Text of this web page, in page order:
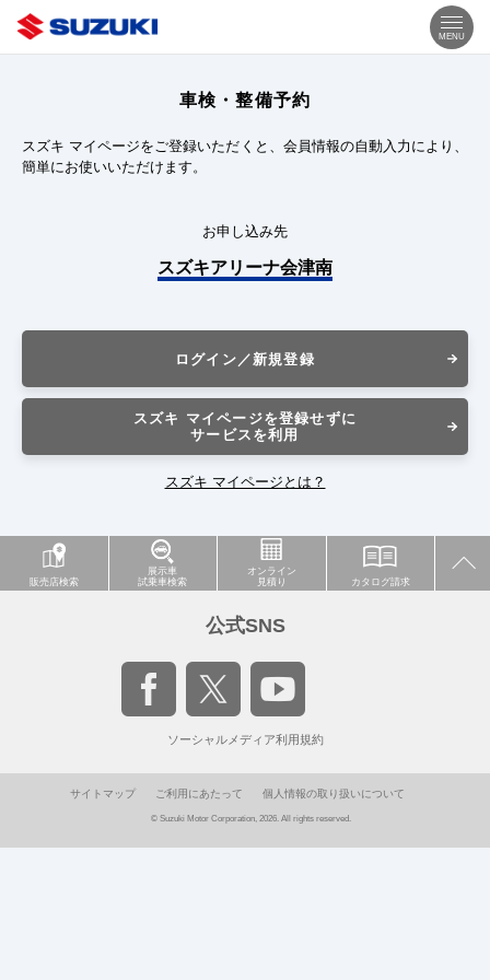
MENU
車検・整備予約
スズキ マイページをご登録いただくと、会員情報の自動入力により、
簡単にお使いいただけます。
お申し込み先
スズキアリーナ会津南
ログイン／新規登録
スズキ マイページを登録せずに
サービスを利用
スズキ マイページとは？
販売店検索
展示車
試乗車検索
オンライン
見積り
カタログ請求
公式SNS
ソーシャルメディア利用規約
サイトマップ ご利用にあたって 個人情報の取り扱いについて
© Suzuki Motor Corporation, 2026. All rights reserved.